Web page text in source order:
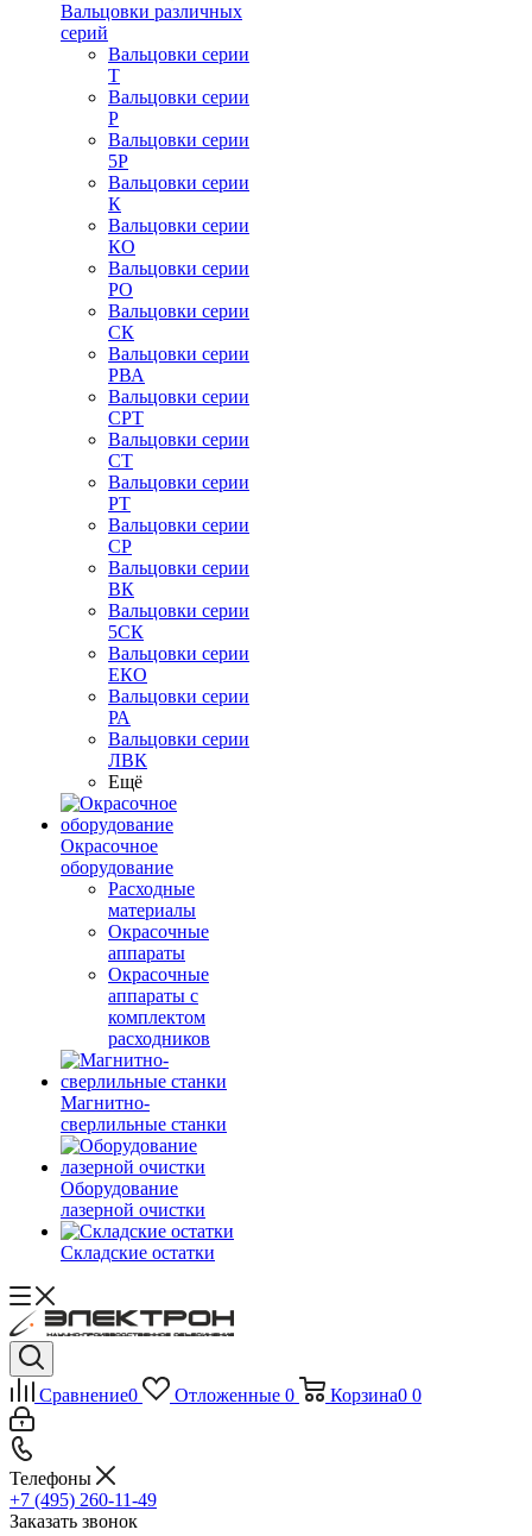
Вальцовки различных
серий
Вальцовки серии
Т
Вальцовки серии
Р
Вальцовки серии
5Р
Вальцовки серии
К
Вальцовки серии
КО
Вальцовки серии
РО
Вальцовки серии
СК
Вальцовки серии
РВА
Вальцовки серии
СРТ
Вальцовки серии
СТ
Вальцовки серии
РТ
Вальцовки серии
СР
Вальцовки серии
ВК
Вальцовки серии
5СК
Вальцовки серии
ЕКО
Вальцовки серии
РА
Вальцовки серии
ЛВК
Ещё
Окрасочное
оборудование
Расходные
материалы
Окрасочные
аппараты
Окрасочные
аппараты с
комплектом
расходников
Магнитно-
сверлильные станки
Оборудование
лазерной очистки
Складские остатки
Сравнение0 Отложенные 0 Корзина0 0
Телефоны
+7 (495) 260-11-49
Заказать звонок